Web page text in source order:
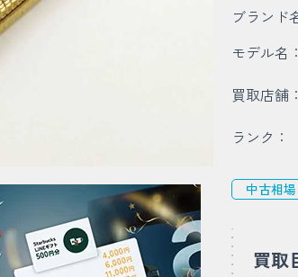
ブランド
モデル名
買取店舗
ランク：
中古相
買取